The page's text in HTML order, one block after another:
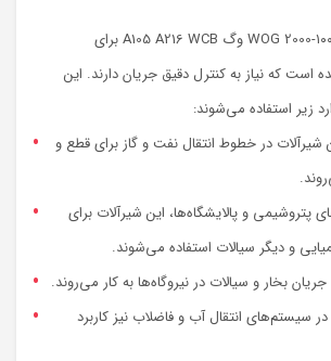
والو دنده ای فولادی ۱۰۰۰-WOG 2000 وگ A105 A216 WCB برای
است که نیاز به کنترل دقیق جریان دارند. این
زیر استفاده می‌شوند:
شیرآلات در خطوط انتقال نفت و گاز برای قطع و
پتروشیمی و پالایشگاه‌ها، این شیرآلات برای
و دیگر سیالات استفاده می‌شوند.
بخار و سیالات در نیروگاه‌ها به کار می‌روند.
در سیستم‌های انتقال آب و فاضلاب نیز کاربرد